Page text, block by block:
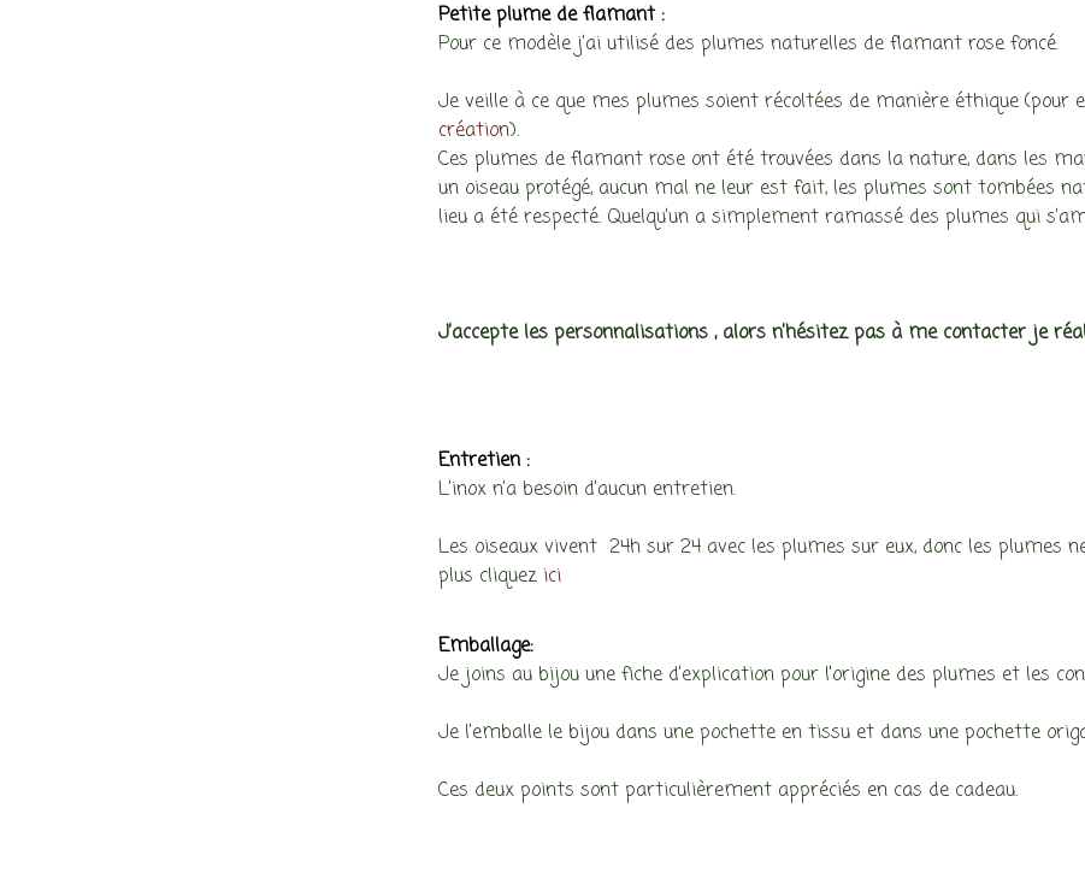
Petite plume de flamant :
Pour ce modèle j’ai utilisé des plumes naturelles de flamant rose foncé.
Je veille à ce que mes plumes soient récoltées de manière éthique
création).
Ces plumes de flamant rose ont été trouvées dans la nature, dans les
un oiseau protégé, aucun mal ne leur est fait, les plumes sont tombées
lieu a été respecté. Quelqu’un a simplement ramassé des plumes qui
J’accepte les personnalisations , alors n’hésitez pas à me contacter je
Entretien :
L’inox n’a besoin d’aucun entretien.
Les oiseaux vivent 24h sur 24 avec les plumes sur eux, donc les plumes
plus cliquez ici
Emballage:
Je joins au bijou une fiche d’explication pour l’origine des plumes et les
Je l’emballe le bijou dans une pochette en tissu et dans une pochette
Ces deux points sont particulièrement appréciés en cas de cadeau.